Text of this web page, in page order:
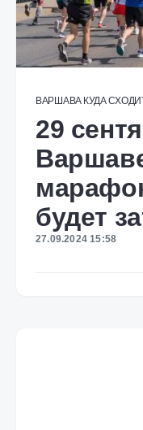
ВАРШАВА КУДА
29
будет
27.09.2024 15:58